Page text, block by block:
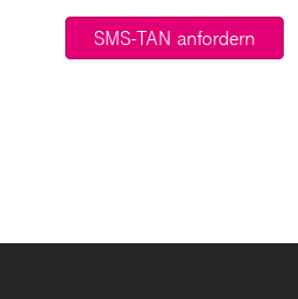
SMS-TAN anfordern